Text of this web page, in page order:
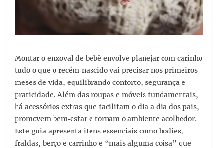
Montar o enxoval de bebê envolve planejar com carinho
tudo o que o recém‑nascido vai precisar nos primeiros
meses de vida, equilibrando conforto, segurança e
praticidade. Além das roupas e móveis fundamentais,
há acessórios extras que facilitam o dia a dia dos pais,
promovem bem‑estar e tornam o ambiente acolhedor.
Este guia apresenta itens essenciais como bodies,
fraldas, berço e carrinho e “mais alguma coisa” que